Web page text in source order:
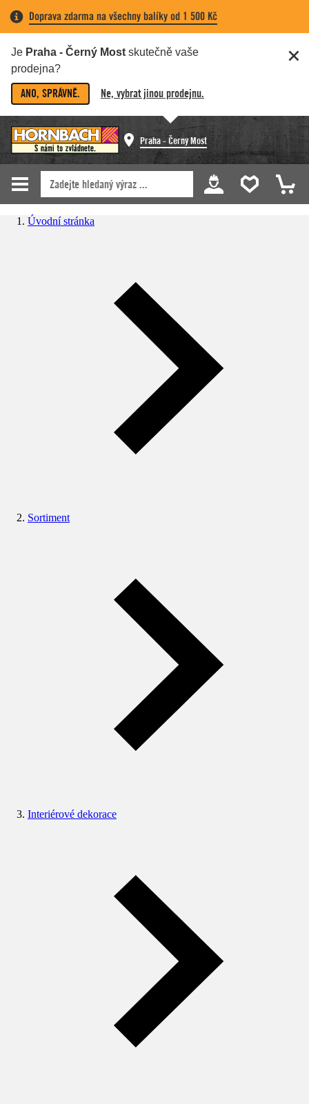
Doprava zdarma na všechny balíky od 1 500 Kč
Je Praha - Černý Most skutečně vaše
prodejna?
ANO, SPRÁVNĚ. Ne, vybrat jinou prodejnu.
Praha - Černý Most
Úvodní stránka
Sortiment
Interiérové dekorace